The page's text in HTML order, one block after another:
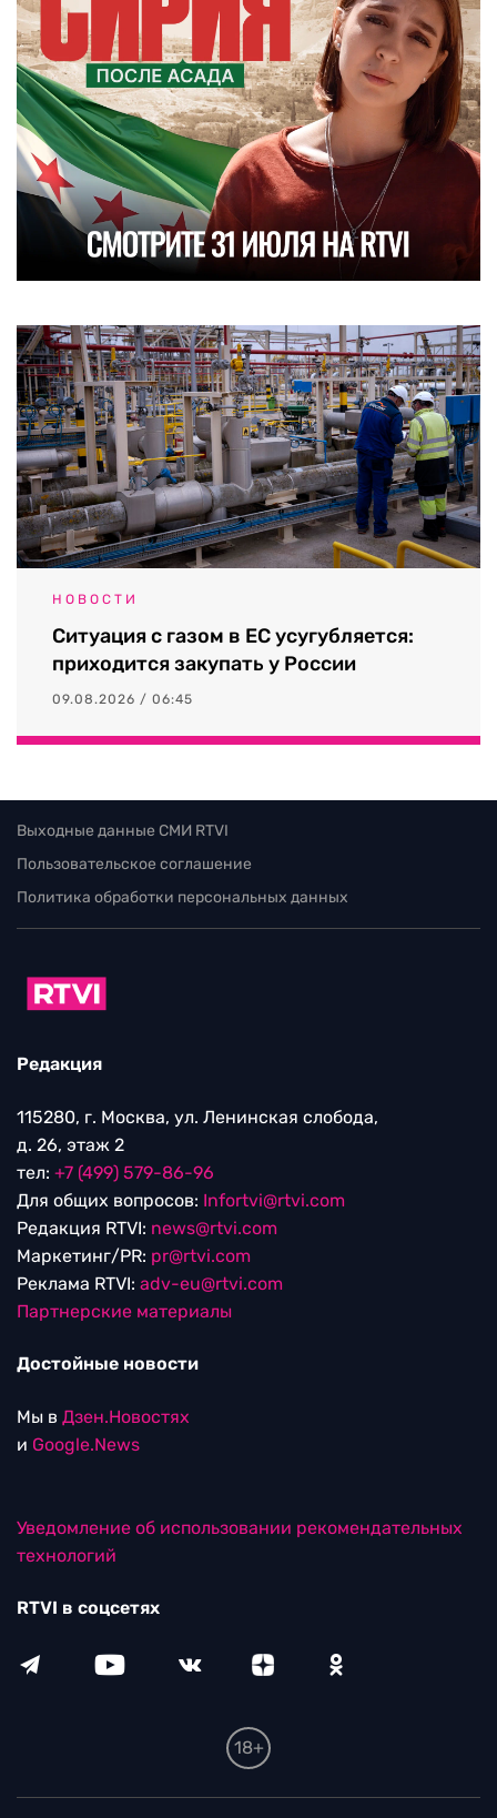
НОВОСТИ
Ситуация с газом в ЕС усугубляется:
приходится закупать у России
09.08.2026 / 06:45
Выходные данные СМИ RTVI
Пользовательское соглашение
Политика обработки персональных данных
Редакция
115280, г. Москва, ул. Ленинская слобода,
д. 26, этаж 2
тел: +7 (499) 579-86-96
Для общих вопросов: Infortvi@rtvi.com
Редакция RTVI: news@rtvi.com
Маркетинг/PR: pr@rtvi.com
Реклама RTVI: adv-eu@rtvi.com
Партнерские материалы
Достойные новости
Мы в Дзен.Новостях
и Google.News
Уведомление об использовании рекомендательных
технологий
RTVI в соцсетях
18+